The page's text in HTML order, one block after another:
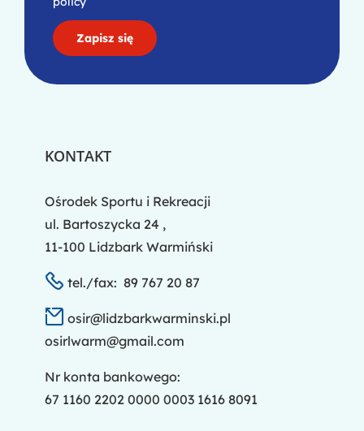
KONTAKT
Ośrodek Sportu i Rekreacji
ul. Bartoszycka 24 ,
11-100 Lidzbark Warmiński
tel./fax: 89 767 20 87
osir@lidzbarkwarminski.pl
osirlwarm@gmail.com
Nr konta bankowego:
67 1160 2202 0000 0003 1616 8091